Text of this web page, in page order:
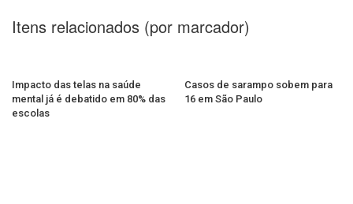
Itens relacionados (por marcador)
Impacto das telas na saúde
mental já é debatido em 80% das
escolas
Casos de sarampo sobem para
16 em São Paulo